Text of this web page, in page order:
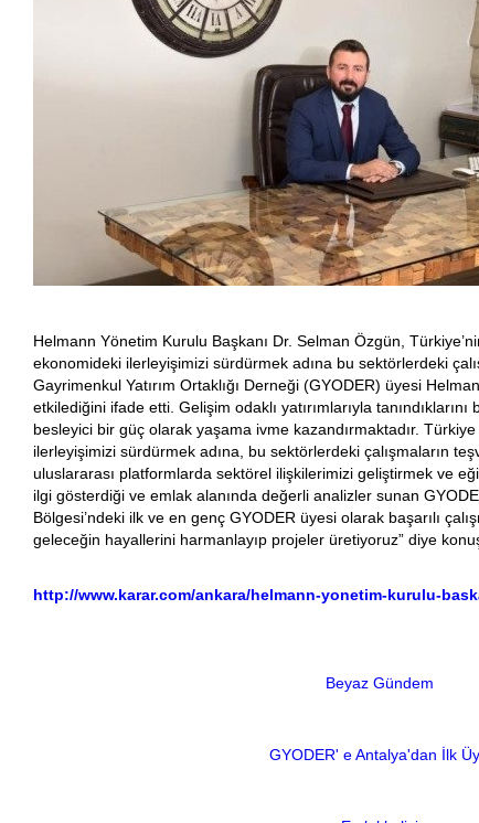
Helmann Yönetim Kurulu Başkanı Dr. Selman Özgün,
ekonomideki ilerleyişimizi sürdürmek adına bu sektörlerdeki
Gayrimenkul Yatırım Ortaklığı Derneği (GYODER) üyesi
etkilediğini ifade etti. Gelişim odaklı yatırımlarıyla
besleyici bir güç olarak yaşama ivme kazandırmaktadır.
ilerleyişimizi sürdürmek adına, bu sektörlerdeki çalışmaların
uluslararası platformlarda sektörel ilişkilerimizi geliştirmek ve
ilgi gösterdiği ve emlak alanında değerli analizler sunan
Bölgesi’ndeki ilk ve en genç GYODER üyesi olarak başarılı
geleceğin hayallerini harmanlayıp projeler üretiyoruz” diye
http://www.karar.com/ankara/helmann-yonetim-kurulu-
Beyaz Gündem
GYODER' e Antalya'dan İlk